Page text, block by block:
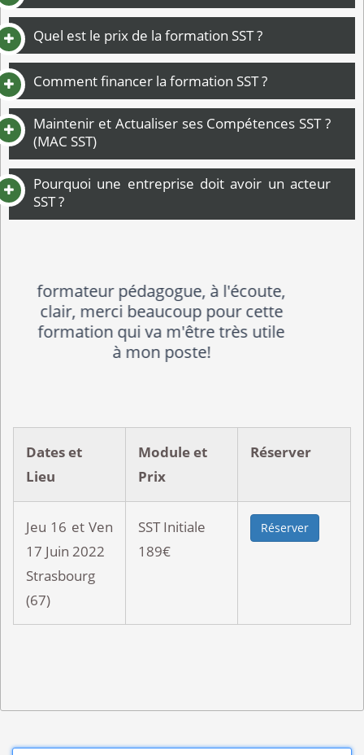
Quel est le prix de la formation SST ?
Comment financer la formation SST ?
Maintenir et Actualiser ses Compétences SST ?
(MAC SST)
Pourquoi une entreprise doit avoir un acteur
SST ?
Formation un peu courte pour de
tels apports.
Dates et
Lieu
Module et
Prix
Réserver
Jeu 16 et Ven
17 Juin 2022
Strasbourg
(67)
SST Initiale
189€
Réserver